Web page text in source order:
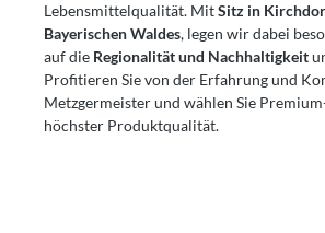
Lebensmittelqualität. MitSitz in
Bayerischen Waldes, legen wir dabei
auf die Regionalität und Nachhaltigkeit
Profitieren Sie von der Erfahrung und
Metzgermeister und wählen Sie
höchster Produktqualität.